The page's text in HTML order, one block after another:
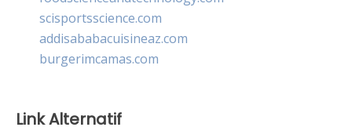
scisportsscience.com
addisababacuisineaz.com
burgerimcamas.com
Link Alternatif